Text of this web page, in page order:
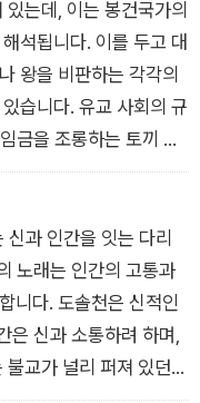
. 심 청은 그렇게 한 발
.
로부터 비롯됩니 다. 앞
불렀습니다. 심봉사는
있는 곧 태 어날 아이와
었습니다.
요. 아이를 가진 몸으로
맙니다. 그러나 불행
이름을 가진 여자아이
게 자 라 열다섯 살이
어 머니를 닮은 미색
를 모시는 효심은 또 어
는데, 이는 봉건국가의
석됩니다. 이를 두고 대
왕을 비판하는 각각의
습니다. 유교 사회의 규
금을 조롱하는 토끼 중,
마음이 끌릴 것입니다.
신의 노력이 부족함을
다. 어쩌면 우리는 별주
릅니다. 지금 시대에는
는 토끼 같은 인물에 더
과 인간을 잇는 다리
노래는 인간의 고통과
니다. 도솔천은 신적인
은 신과 소통하려 하며,
교가 널리 퍼져 있던